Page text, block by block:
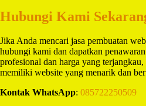
Hubungi Kami
Jika Anda mencari jasa pembuatan
hubungi kami dan dapatkan
profesional dan harga yang
memiliki website yang menarik dan
Kontak WhatsApp: 085722250509